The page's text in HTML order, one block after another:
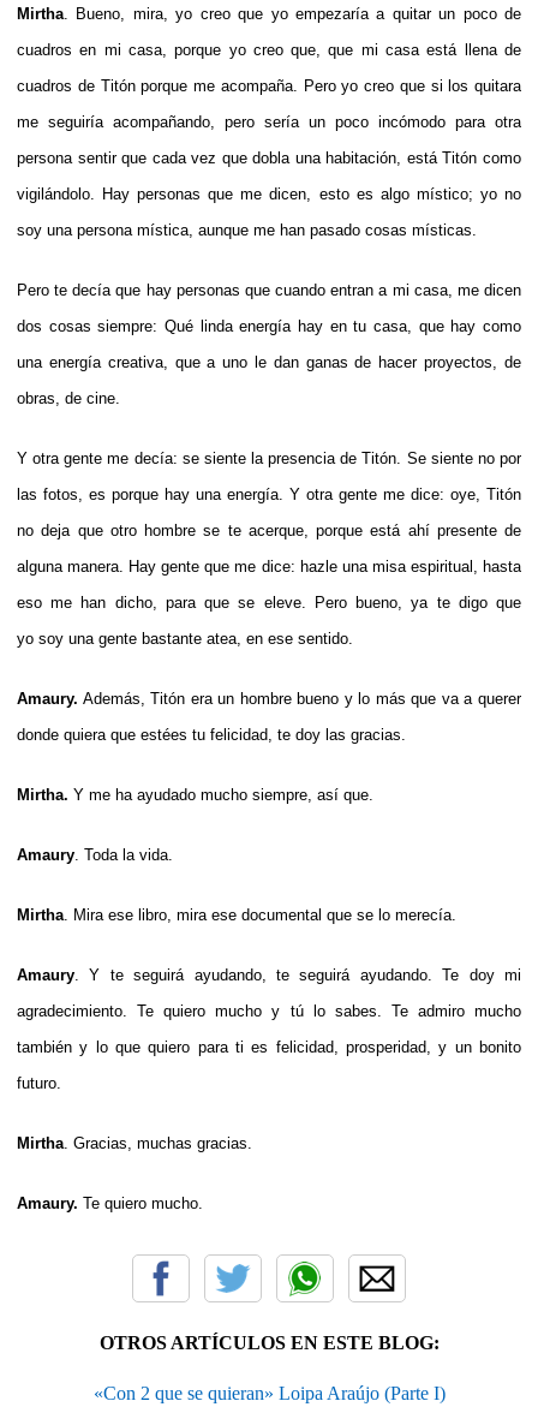
Mirtha . Bueno, mira, yo creo que yo empezaría a quitar un poco de
cuadros en mi casa, porque yo creo que, que mi casa está llena de
cuadros de Titón porque me acompaña. Pero yo creo que si los quitara
me seguiría acompañando, pero sería un poco incómodo para otra
persona sentir que cada vez que dobla una habitación, está Titón como
vigilándolo. Hay personas que me dicen, esto es algo místico; yo no
soy una persona mística, aunque me han pasado cosas místicas.
Pero te decía que hay personas que cuando entran a mi casa, me dicen
dos cosas siempre: Qué linda energía hay en tu casa, que hay como
una energía creativa, que a uno le dan ganas de hacer proyectos, de
obras, de cine.
Y otra gente me decía: se siente la presencia de Titón. Se siente no por
las fotos, es porque hay una energía. Y otra gente me dice: oye, Titón
no deja que otro hombre se te acerque, porque está ahí presente de
alguna manera. Hay gente que me dice: hazle una misa espiritual, hasta
eso me han dicho, para que se eleve. Pero bueno, ya te digo que
yo soy una gente bastante atea, en ese sentido.
Amaury. Además, Titón era un hombre bueno y lo más que va a querer
donde quiera que estées tu felicidad, te doy las gracias.
Mirtha. Y me ha ayudado mucho siempre, así que.
Amaury . Toda la vida.
Mirtha . Mira ese libro, mira ese documental que se lo merecía.
Amaury . Y te seguirá ayudando, te seguirá ayudando. Te doy mi
agradecimiento. Te quiero mucho y tú lo sabes. Te admiro mucho
también y lo que quiero para ti es felicidad, prosperidad, y un bonito
futuro.
Mirtha . Gracias, muchas gracias.
Amaury. Te quiero mucho.
OTROS ARTÍCULOS EN ESTE BLOG:
«Con 2 que se quieran» Loipa Araújo (Parte I)